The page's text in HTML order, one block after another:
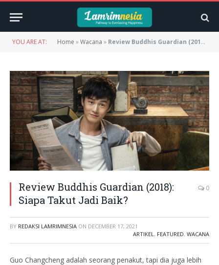
YOU ARE AT: Home »Wacana » Review Buddhis Guardian (2018): Siapa Takut Jadi Baik?
Review Buddhis Guardian (2018):
Siapa Takut Jadi Baik?
0
BY REDAKSI LAMRIMNESIA ON DECEMBER 17, 2021
ARTIKEL, FEATURED, WACANA
Guo Changcheng adalah seorang penakut, tapi dia juga lebih